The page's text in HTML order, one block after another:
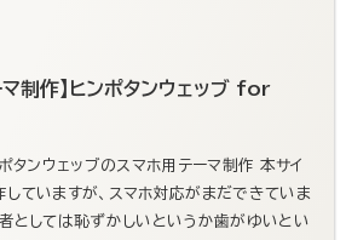
制作】ヒンポタンウェッブ for
ポタンウェッブのスマホ用テーマ制作 本サイ
ていますが、スマホ対応がまだできていま
としては恥ずかしいというか歯がゆいとい